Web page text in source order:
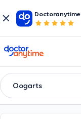
Doctoranytime
doctoranytime
Oogarts